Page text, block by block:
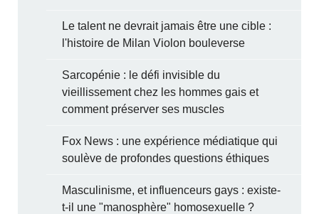
Le talent ne devrait jamais être une cible :
l'histoire de Milan Violon bouleverse
Sarcopénie : le défi invisible du
vieillissement chez les hommes gais et
comment préserver ses muscles
Fox News : une expérience médiatique qui
soulève de profondes questions éthiques
Masculinisme, et influenceurs gays : existe-
t-il une "manosphère" homosexuelle ?